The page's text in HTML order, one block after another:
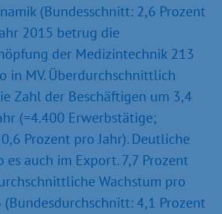
(Bundesschnitt: 2,6 Prozent
2015 betrug die
der Medizintechnik 213
in MV. Überdurchschnittlich
Zahl der Beschäftigen um 3,4
(=4.400 Erwerbstätige;
Prozent pro Jahr). Deutliche
es auch im Export. 7,7 Prozent
Wachstum pro
(Bundesdurchschnitt: 4,1 Prozent